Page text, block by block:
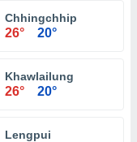
Chhingchhip
26° 20°
Khawlailung
26° 20°
Lengpui